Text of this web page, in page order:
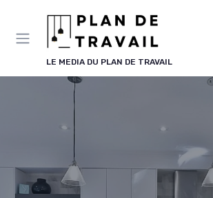
LE MEDIA DU PLAN DE TRAVAIL